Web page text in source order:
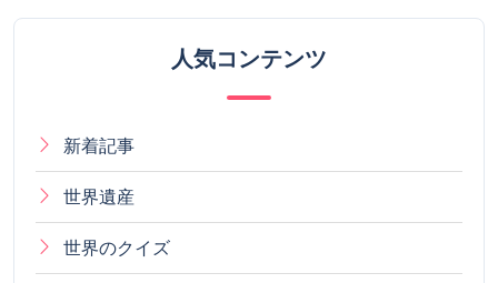
人気コンテンツ
新着記事
世界遺産
世界のクイズ